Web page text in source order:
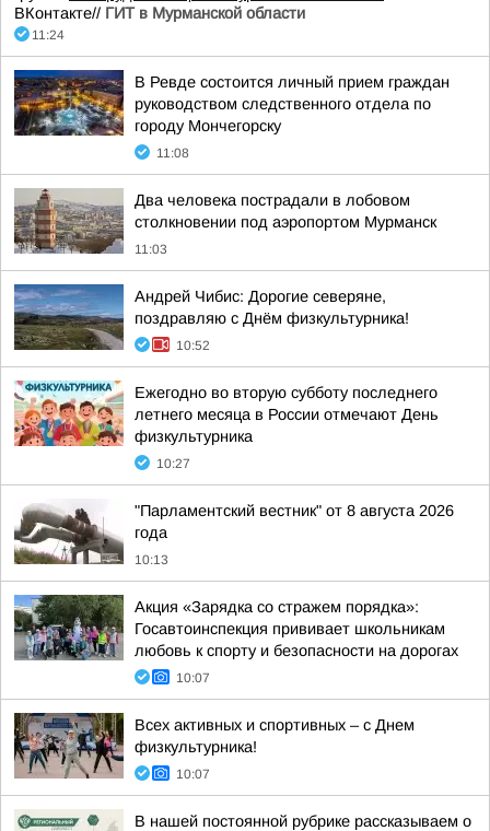
ВКонтакте// ГИТ в Мурманской области
11:24
В Ревде состоится личный прием граждан
руководством следственного отдела по
городу Мончегорску
11:08
Два человека пострадали в лобовом
столкновении под аэропортом Мурманск
11:03
Андрей Чибис: Дорогие северяне,
поздравляю с Днём физкультурника!
10:52
Ежегодно во вторую субботу последнего
летнего месяца в России отмечают День
физкультурника
10:27
"Парламентский вестник" от 8 августа 2026
года
10:13
Акция «Зарядка со стражем порядка»:
Госавтоинспекция прививает школьникам
любовь к спорту и безопасности на дорогах
10:07
Всех активных и спортивных – с Днем
физкультурника!
10:07
В нашей постоянной рубрике рассказываем о